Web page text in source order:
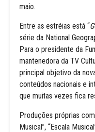
maio.
Entre as estréias está “
série da National
Para o presidente da
mantenedora da TV
principal objetivo da
conteúdos nacionais e
que muitas vezes fica
Produções próprias
Musical”, “Escala